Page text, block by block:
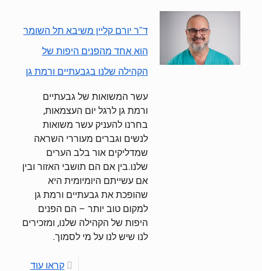
ד"ר יורם קליין משיבא תל השומר
הוא אחד מהפנים היפות של
הקהילה שלנו בגבעתיים ורמת גן
עשר המשואות של גבעתיים
ורמת גן לרגל יום העצמאות,
בחרנו להעניק עשר משואות
לנשים וגברים מעוררי השראה
שמדליקים אור בלב הערים
שלנו.בין אם הם תושבי האזור ובין
אם עשייתם היומיומית היא
שהופכת את גבעתיים ורמת גן
למקום טוב יותר – הם הפנים
היפות של הקהילה שלנו, ומזכירים
לנו שיש לנו על מי לסמוך.
קראו עוד